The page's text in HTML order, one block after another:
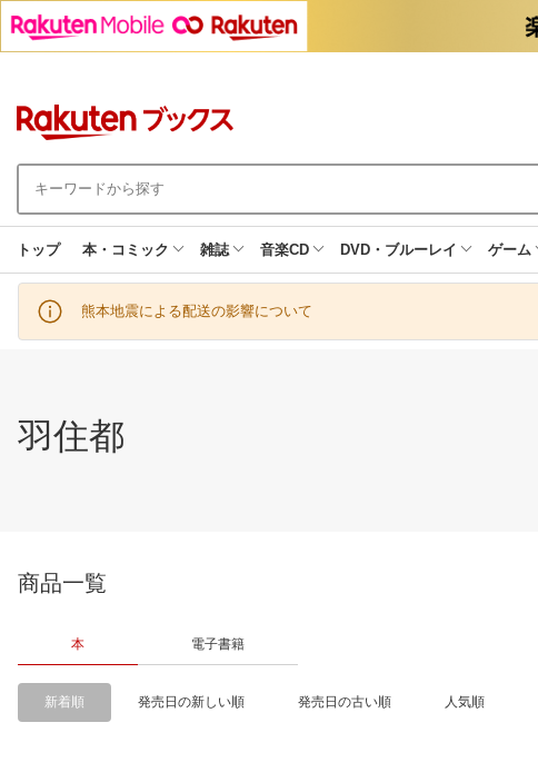
トップ 本・コミック 雑誌 音楽CD DVD・ブルーレイ ゲーム
熊本地震による配送の影響について
羽住都
商品一覧
本 電子書籍
新着順 発売日の新しい順 発売日の古い順 人気順